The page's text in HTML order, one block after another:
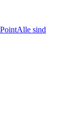
Alle sind